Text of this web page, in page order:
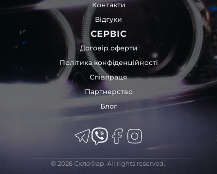
Контакти
Відгуки
СЕРВІС
Договір оферти
Політика конфіденційності
Співпраця
Партнерство
Блог
© 2026 СклоФар. All rights reserved.